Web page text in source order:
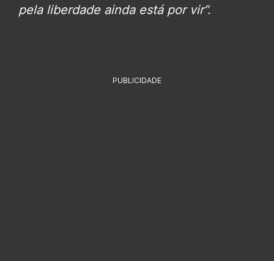
pela liberdade ainda está por vir”.
PUBLICIDADE